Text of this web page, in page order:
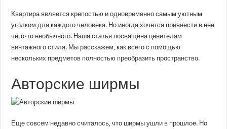
которые
придадут
квартире
стиль
Квартира является крепостью и одновременно самым уютным
уголком для каждого человека. Но иногда хочется привнести в нее
чего-то необычного. Наша статья посвящена ценителям
винтажного стиля. Мы расскажем, как всего с помощью
нескольких предметов полностью преобразить пространство.
Авторские ширмы
Еще совсем недавно считалось, что ширмы ушли в прошлое. Но